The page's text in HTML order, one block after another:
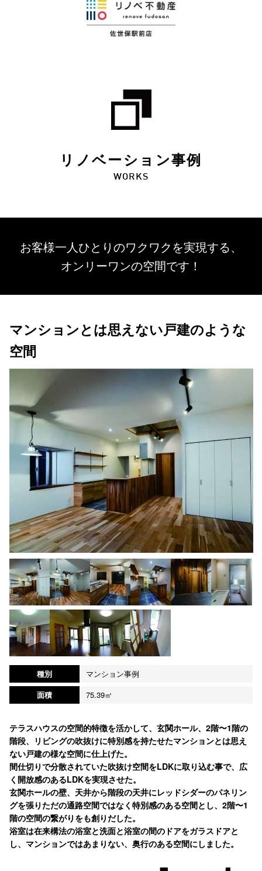
リノベーション事例
WORKS
お客様一人ひとりのワクワクを実現する、
オンリーワンの空間です！
マンションとは思えない戸建のような
空間
種別
マンション事例
面積
75.39㎡
テラスハウスの空間的特徴を活かして、玄関ホール、2階〜1階の
階段、リビングの吹抜けに特別感を持たせたマンションとは思え
ない戸建の様な空間に仕上げた。
間仕切りで分散されていた吹抜け空間をLDKに取り込む事で、広
く開放感のあるLDKを実現させた。
玄関ホールの壁、天井から階段の天井にレッドシダーのパネリン
グを張りただの通路空間ではなく特別感のある空間とし、2階〜1
階の空間の繋がりをも創りだした。
浴室は在来構法の浴室と洗面と浴室の間のドアをガラスドアと
し、マンションではあまりない、奥行のある空間にしました。